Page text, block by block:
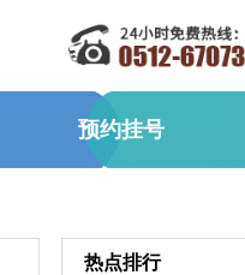
预约挂号
热点排行